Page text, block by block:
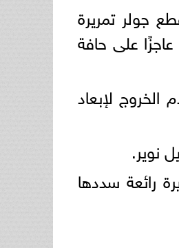
جولر تمريرة
على حافة
الخروج لإبعاد
رائعة سددها